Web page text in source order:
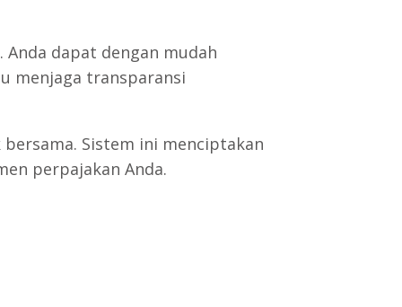
dapat dengan mudah
menjaga transparansi
Sistem ini menciptakan
perpajakan Anda.